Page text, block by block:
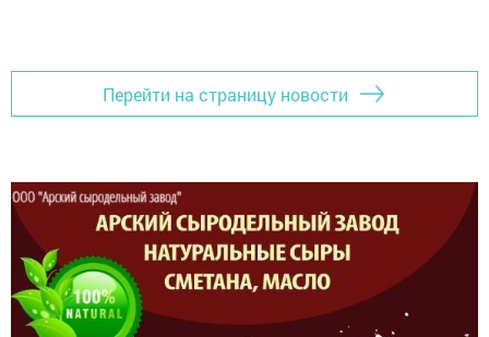
Перейти на страницу новости